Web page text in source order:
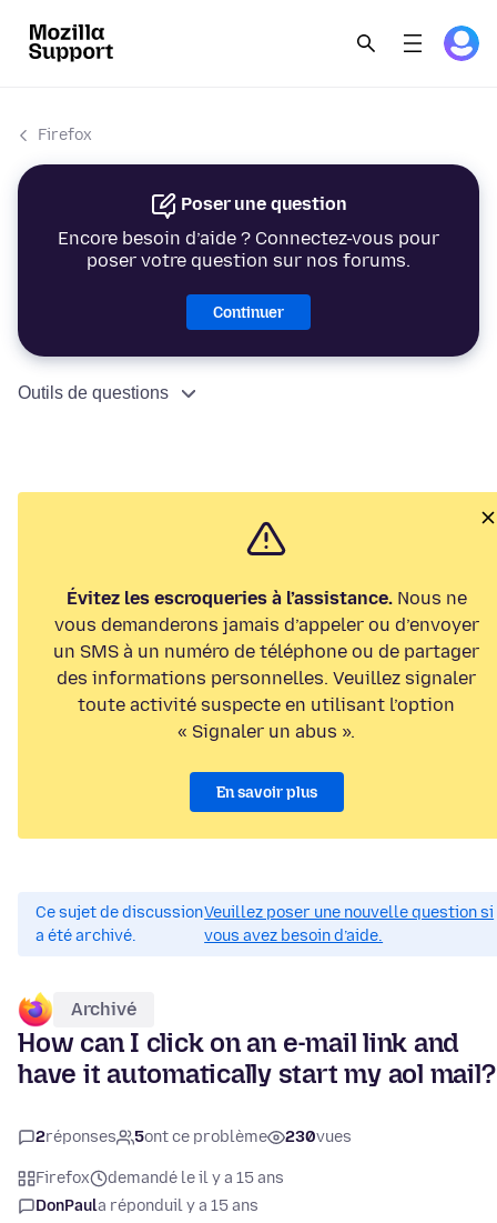
Firefox
Poser une question
Encore besoin d’aide ? Connectez-vous pour
poser votre question sur nos forums.
Continuer
Outils de questions
Évitez les escroqueries à l’assistance.Nous ne
vous demanderons jamais d’appeler ou d’envoyer
un SMS à un numéro de téléphone ou de partager
des informations personnelles. Veuillez signaler
toute activité suspecte en utilisant l’option
« Signaler un abus ».
En savoir plus
Ce sujet de discussion
a été archivé.
Veuillez poser une nouvelle question si
vous avez besoin d’aide.
Archivé
How can I click on an e-mail link and
have it automatically start my aol mail?
2réponses 5ont ce problème 230vues
Firefox
demandé le il y a 15 ans
DonPaula réponduil y a 15 ans